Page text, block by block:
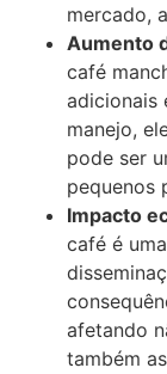
mercado,
Aumento
café
adicionais
manejo,
pode ser
pequenos
Impacto
café é
afetando
também